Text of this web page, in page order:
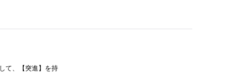
て、【突進】を持